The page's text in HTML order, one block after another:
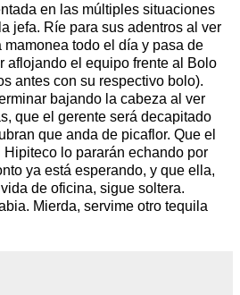
en las múltiples situaciones
jefa. Ríe para sus adentros al ver
todo el día y pasa de
aflojando el equipo frente al Bolo
antes con su respectivo bolo).
bajando la cabeza al ver
que el gerente será decapitado
que anda de picaflor. Que el
Hipiteco lo pararán echando por
ya está esperando, y que ella,
de oficina, sigue soltera.
Mierda, servime otro tequila